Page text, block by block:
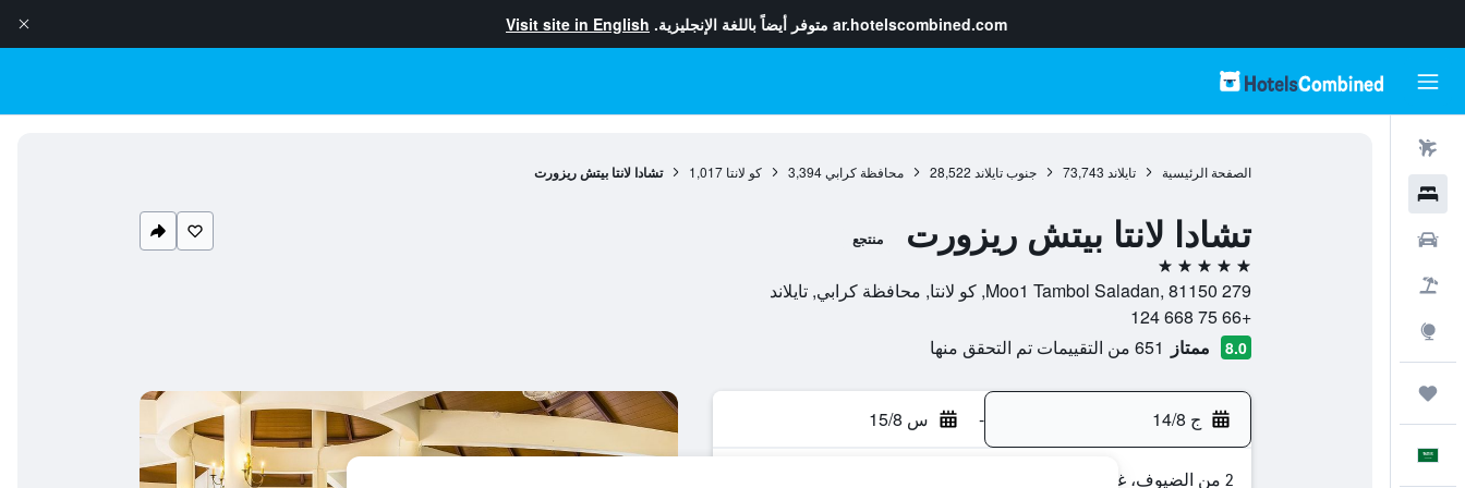
ar.hotelscombined.com متوفر أيضاً باللغة الإنجليزية. Visit site in English
الصفحة الرئيسية تايلاند 73,743 جنوب تايلاند 28,522 محافظة كرابي 3,394 كو لانتا 1,017 تشادا لانتا بيتش ريزورت
تشادا لانتا بيتش ريزورت منتجع
5 نجوم
279 Moo1 Tambol Saladan, 81150, كو لانتا, محافظة كرابي, تايلاند
+66 75 668 124
8.0 ممتاز 651 من التقييمات تم التحقق منها
ج 14/8 - س 15/8
2 من الضيوف، غرفة واحدة